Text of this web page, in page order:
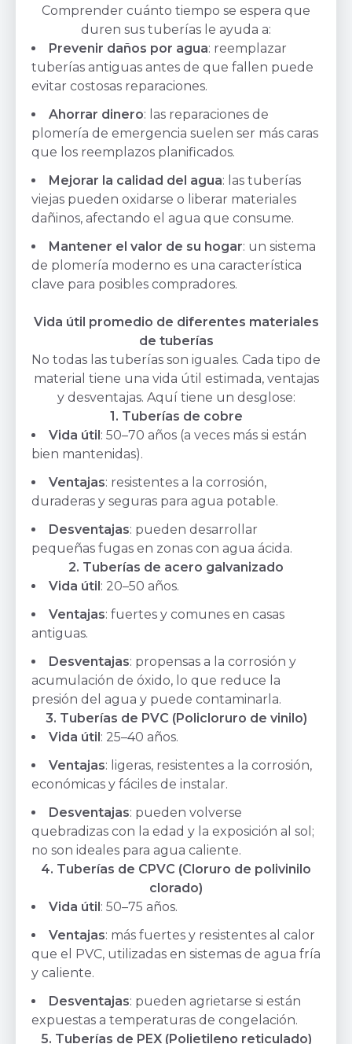
Comprender cuánto tiempo se espera que
duren sus tuberías le ayuda a:
Prevenir daños por agua: reemplazar
tuberías antiguas antes de que fallen puede
evitar costosas reparaciones.
Ahorrar dinero: las reparaciones de
plomería de emergencia suelen ser más caras
que los reemplazos planificados.
Mejorar la calidad del agua: las tuberías
viejas pueden oxidarse o liberar materiales
dañinos, afectando el agua que consume.
Mantener el valor de su hogar: un sistema
de plomería moderno es una característica
clave para posibles compradores.
Vida útil promedio de diferentes materiales
de tuberías
No todas las tuberías son iguales. Cada tipo de
material tiene una vida útil estimada, ventajas
y desventajas. Aquí tiene un desglose:
1. Tuberías de cobre
Vida útil: 50–70 años (a veces más si están
bien mantenidas).
Ventajas: resistentes a la corrosión,
duraderas y seguras para agua potable.
Desventajas: pueden desarrollar
pequeñas fugas en zonas con agua ácida.
2. Tuberías de acero galvanizado
Vida útil: 20–50 años.
Ventajas: fuertes y comunes en casas
antiguas.
Desventajas: propensas a la corrosión y
acumulación de óxido, lo que reduce la
presión del agua y puede contaminarla.
3. Tuberías de PVC (Policloruro de vinilo)
Vida útil: 25–40 años.
Ventajas: ligeras, resistentes a la corrosión,
económicas y fáciles de instalar.
Desventajas: pueden volverse
quebradizas con la edad y la exposición al sol;
no son ideales para agua caliente.
4. Tuberías de CPVC (Cloruro de polivinilo
clorado)
Vida útil: 50–75 años.
Ventajas: más fuertes y resistentes al calor
que el PVC, utilizadas en sistemas de agua fría
y caliente.
Desventajas: pueden agrietarse si están
expuestas a temperaturas de congelación.
5. Tuberías de PEX (Polietileno reticulado)